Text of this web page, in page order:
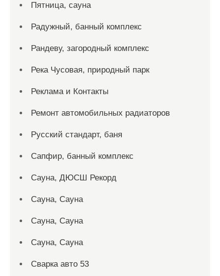
Пятница, сауна
Радужный, банный комплекс
Рандеву, загородный комплекс
Река Чусовая, природный парк
Реклама и Контакты
Ремонт автомобильных радиаторов
Русский стандарт, баня
Сапфир, банный комплекс
Сауна, ДЮСШ Рекорд
Сауна, Сауна
Сауна, Сауна
Сауна, Сауна
Сварка авто 53